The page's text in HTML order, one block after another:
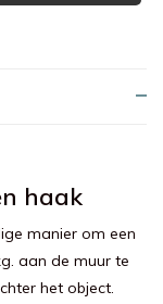
haak
manier om een
aan de muur te
het object.